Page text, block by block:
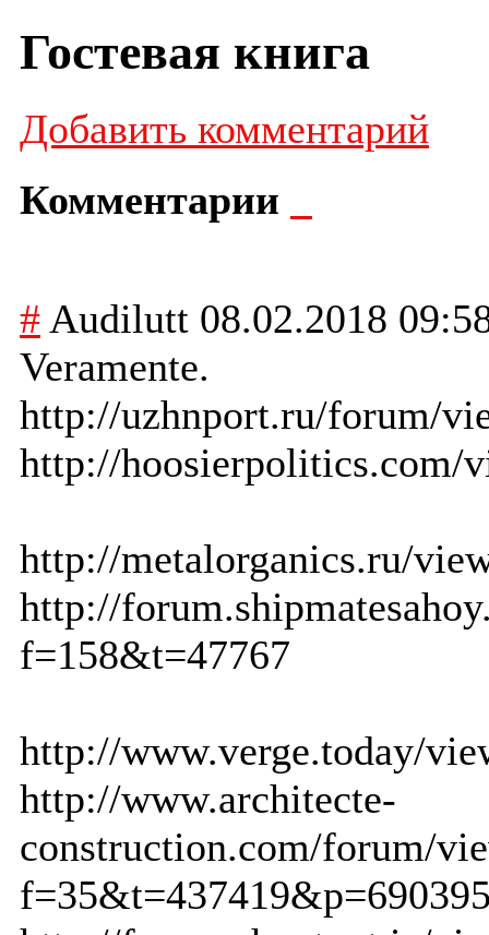
Гостевая книга
Добавить комментарий
Комментарии
#Audilutt 08.02.2018
Veramente.
http://uzhnport.ru/forum/
http://hoosierpolitics.com/
http://metalorganics.ru/
http://
f=158&t=47767
http://www.verge.today/
http://www.architecte-
construction.com/forum/